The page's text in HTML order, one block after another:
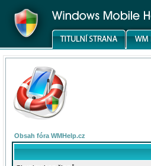
Obsah fóra WMHelp.cz